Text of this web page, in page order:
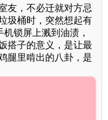
友，不必迁就对方忌
圾桶时，突然想起有
机锁屏上溅到油渍，
搭子的意义，是让最
腿里啃出的八卦，是